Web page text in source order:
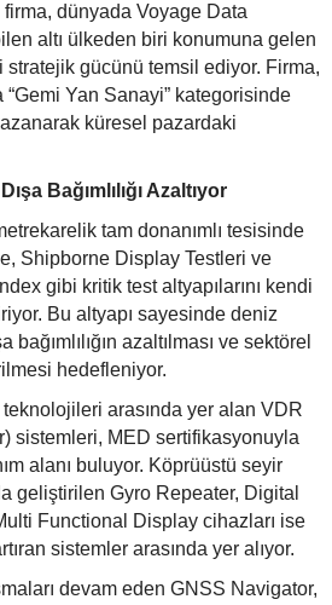
dünyada Voyage Data
altı ülkeden biri konumuna gelen
stratejik gücünü temsil ediyor. Firma,
“Gemi Yan Sanayi” kategorisinde
küresel pazardaki
Bağımlılığı Azaltıyor
tam donanımlı tesisinde
Shipborne Display Testleri ve
gibi kritik test altyapılarını kendi
Bu altyapı sayesinde deniz
bağımlılığın azaltılması ve sektörel
hedefleniyor.
arasında yer alan VDR
sistemleri, MED sertifikasyonuyla
alanı buluyor. Köprüüstü seyir
geliştirilen Gyro Repeater, Digital
Functional Display cihazları ise
sistemler arasında yer alıyor.
devam eden GNSS Navigator,